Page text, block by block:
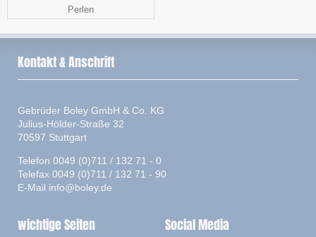
Perlen
Kontakt & Anschrift
Gebrüder Boley GmbH & Co. KG
Julius-Hölder-Straße 32
70597 Stuttgart
Telefon 0049 (0)711 / 132 71 - 0
Telefax 0049 (0)711 / 132 71 - 90
E-Mail info@boley.de
wichtige Seiten Social Media